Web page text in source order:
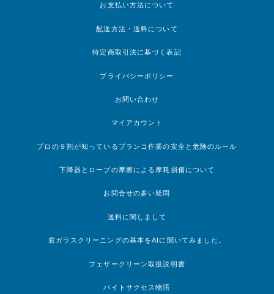
お支払い方法について
配送方法・送料について
特定商取引法に基づく表記
プライバシーポリシー
お問い合わせ
マイアカウント
プロの９割が知っているブランコ作業の安全と危険のルール
下降器とロープの摩擦による摩耗損傷について
お問合せの多い疑問
送料に関しまして
窓ガラスクリーニングの基本をAIに聞いてみました。
フェザークリーン取扱説明書
バイトサクセス物語